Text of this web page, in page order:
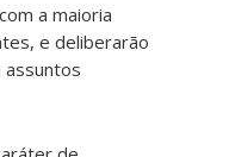
a maioria
e deliberarão